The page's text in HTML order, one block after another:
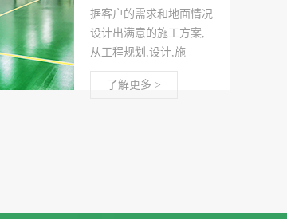
据客户的需求和地面情况
设计出满意的施工方案,
从工程规划,设计,施
了解更多 >